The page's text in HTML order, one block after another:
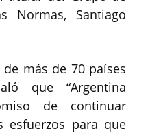
Normas, Santiago
más de 70 países
que “Argentina
de continuar
esfuerzos para que